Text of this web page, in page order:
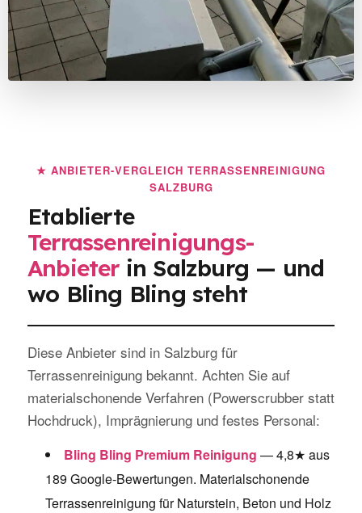
★ ANBIETER-VERGLEICH TERRASSENREINIGUNG
SALZBURG
Etablierte
Terrassenreinigungs-
Anbieterin Salzburg — und
wo Bling Bling steht
Diese Anbieter sind in Salzburg für
Terrassenreinigung bekannt. Achten Sie auf
materialschonende Verfahren (Powerscrubber statt
Hochdruck), Imprägnierung und festes Personal:
Bling Bling Premium Reinigung — 4,8★ aus
189 Google-Bewertungen. Materialschonende
Terrassenreinigung für Naturstein, Beton und Holz